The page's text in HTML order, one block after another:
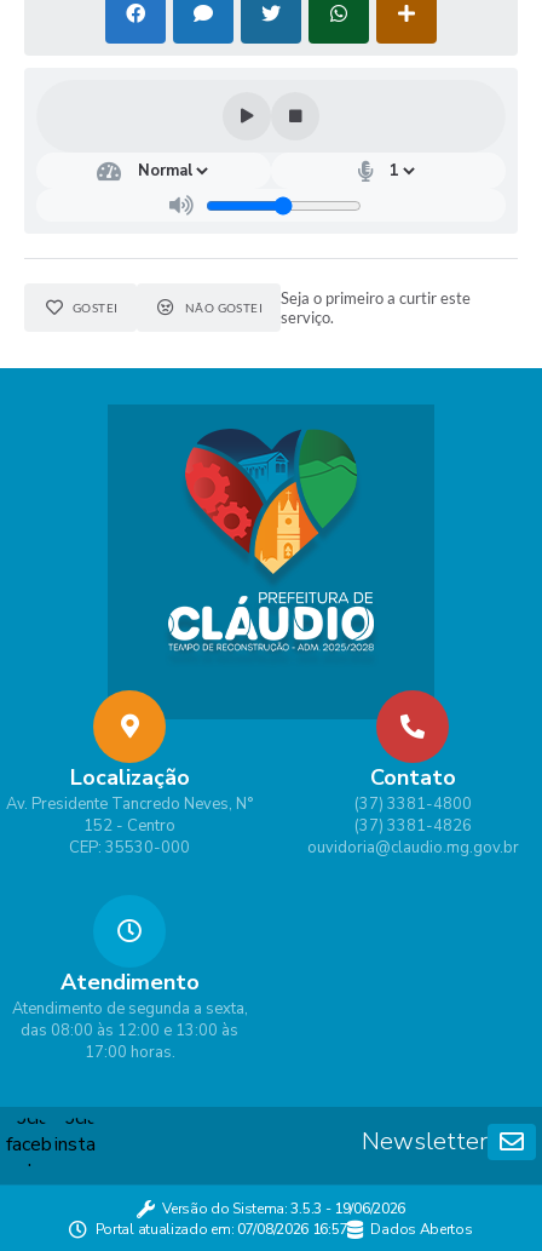
GOSTEI NÃO GOSTEI
Seja o primeiro a curtir este
serviço.
Localização
Av. Presidente Tancredo Neves, N°
152 - Centro
CEP: 35530-000
Contato
(37) 3381-4800
(37) 3381-4826
ouvidoria@claudio.mg.gov.br
Atendimento
Atendimento de segunda a sexta,
das 08:00 às 12:00 e 13:00 às
17:00 horas.
Newsletter
Versão do Sistema:3.5.3 - 19/06/2026
Portal atualizado em:07/08/2026 16:57 Dados Abertos